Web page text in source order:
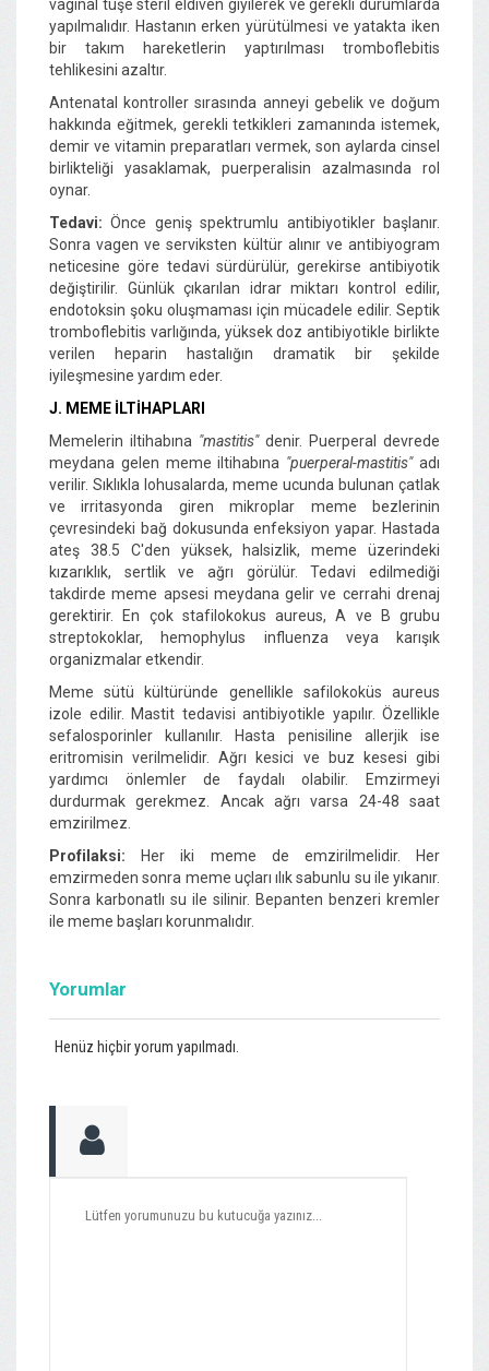
vaginal tuşe steril eldiven giyilerek ve gerekli durumlarda
yapılmalıdır. Hastanın erken yürütülmesi ve yatakta iken
bir takım hareketlerin yaptırılması tromboflebitis
tehlikesini azaltır.
Antenatal kontroller sırasında anneyi gebelik ve doğum
hakkında eğitmek, gerekli tetkikleri zamanında istemek,
demir ve vitamin preparatları vermek, son aylarda cinsel
birlikteliği yasaklamak, puerperalisin azalmasında rol
oynar.
Tedavi: Önce geniş spektrumlu antibiyotikler başlanır.
Sonra vagen ve serviksten kültür alınır ve antibiyogram
neticesine göre tedavi sürdürülür, gerekirse antibiyotik
değiştirilir. Günlük çıkarılan idrar miktarı kontrol edilir,
endotoksin şoku oluşmaması için mücadele edilir. Septik
tromboflebitis varlığında, yüksek doz antibiyotikle birlikte
verilen heparin hastalığın dramatik bir şekilde
iyileşmesine yardım eder.
J. MEME İLTİHAPLARI
Memelerin iltihabına "mastitis"denir. Puerperal devrede
meydana gelen meme iltihabına "puerperal-mastitis"adı
verilir. Sıklıkla lohusalarda, meme ucunda bulunan çatlak
ve irritasyonda giren mikroplar meme bezlerinin
çevresindeki bağ dokusunda enfeksiyon yapar. Hastada
ateş 38.5 C'den yüksek, halsizlik, meme üzerindeki
kızarıklık, sertlik ve ağrı görülür. Tedavi edilmediği
takdirde meme apsesi meydana gelir ve cerrahi drenaj
gerektirir. En çok stafilokokus aureus, A ve B grubu
streptokoklar, hemophylus influenza veya karışık
organizmalar etkendir.
Meme sütü kültüründe genellikle safilokoküs aureus
izole edilir. Mastit tedavisi antibiyotikle yapılır. Özellikle
sefalosporinler kullanılır. Hasta penisiline allerjik ise
eritromisin verilmelidir. Ağrı kesici ve buz kesesi gibi
yardımcı önlemler de faydalı olabilir. Emzirmeyi
durdurmak gerekmez. Ancak ağrı varsa 24-48 saat
emzirilmez.
Profilaksi: Her iki meme de emzirilmelidir. Her
emzirmeden sonra meme uçları ılık sabunlu su ile yıkanır.
Sonra karbonatlı su ile silinir. Bepanten benzeri kremler
ile meme başları korunmalıdır.
Yorumlar
Henüz hiçbir yorum yapılmadı.